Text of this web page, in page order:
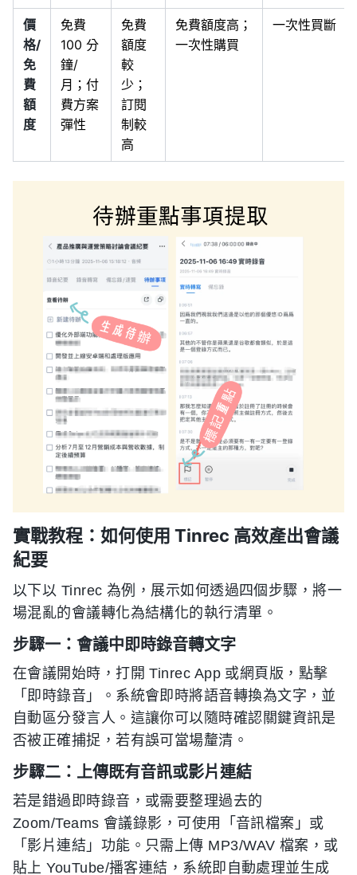
價
格/
免
費
額
度
免費
100 分
鐘/
月；付
費方案
彈性
免費
額度
較
少；
訂閱
制較
高
免費額度高；
一次性購買
一次性買斷
實戰教程：如何使用 Tinrec 高效產出會議
紀要
以下以 Tinrec 為例，展示如何透過四個步驟，將一
場混亂的會議轉化為結構化的執行清單。
步驟一：會議中即時錄音轉文字
在會議開始時，打開 Tinrec App 或網頁版，點擊
「即時錄音」。系統會即時將語音轉換為文字，並
自動區分發言人。這讓你可以隨時確認關鍵資訊是
否被正確捕捉，若有誤可當場釐清。
步驟二：上傳既有音訊或影片連結
若是錯過即時錄音，或需要整理過去的
Zoom/Teams 會議錄影，可使用「音訊檔案」或
「影片連結」功能。只需上傳 MP3/WAV 檔案，或
貼上 YouTube/播客連結，系統即自動處理並生成